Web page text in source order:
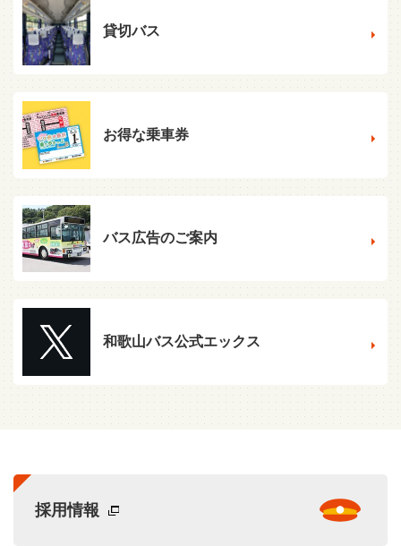
貸切バス
お得な乗車券
バス広告のご案内
和歌山バス公式エックス
採用情報